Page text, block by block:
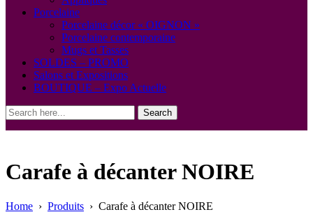
Porcelaine
Porcelaine décor « OIGNON »
Porcelaine contemporaine
Mugs et Tasses
SOLDES – PROMO
Salons et Expositions
BOUTIQUE – Expo Actuelle
Search
Carafe à décanter NOIRE
Home › Produits › Carafe à décanter NOIRE